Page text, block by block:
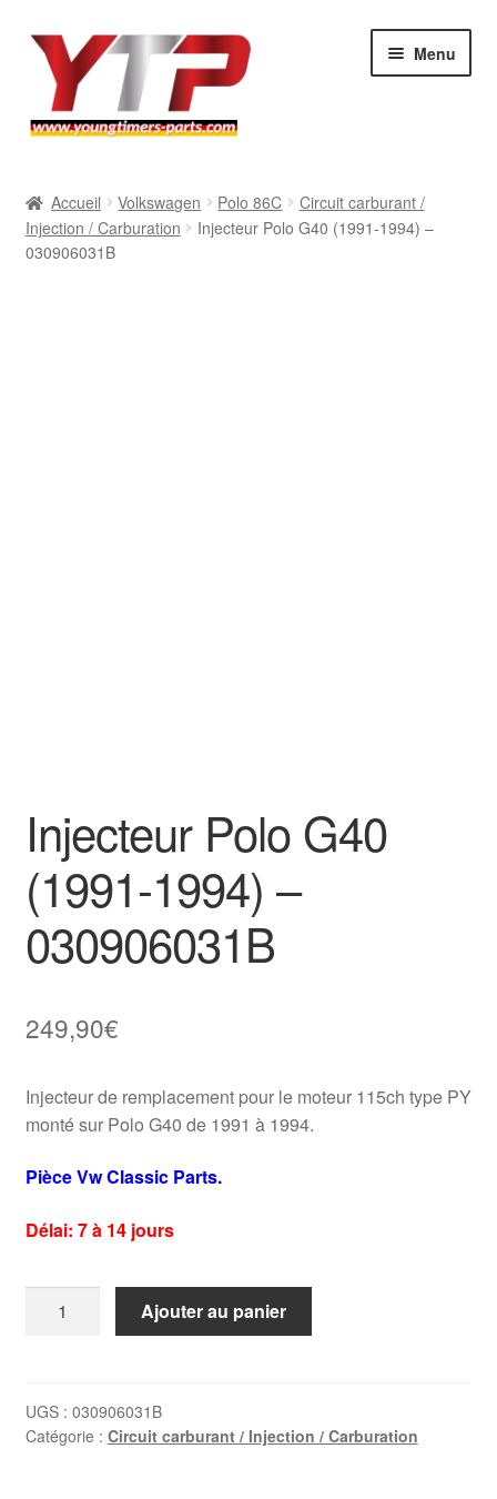
Aller
navigation
Aller
contenu
Menu
BMW
Accueil Volkswagen Polo 86C
Circuit carburant /
Injection / Carburation
Injecteur Polo G40 (1991-1994) –
030906031B
Injecteur Polo G40
(1991-1994) –
030906031B
249,90€
Injecteur de remplacement pour le moteur 115ch type PY
monté sur Polo G40 de 1991 à 1994.
Pièce Vw Classic Parts.
Délai: 7 à 14 jours
G40
(1991-
Ajouter au panier
UGS : 030906031B
Catégorie : Circuit carburant / Injection / Carburation